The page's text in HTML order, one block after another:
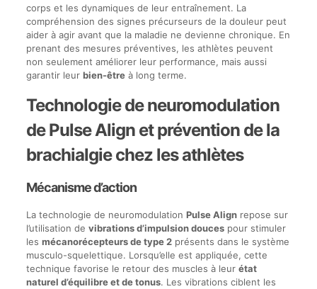
corps et les dynamiques de leur entraînement. La
compréhension des signes précurseurs de la douleur peut
aider à agir avant que la maladie ne devienne chronique. En
prenant des mesures préventives, les athlètes peuvent
non seulement améliorer leur performance, mais aussi
garantir leur bien-êtreà long terme.
Technologie de neuromodulation
de Pulse Align et prévention de la
brachialgie chez les athlètes
Mécanisme d’action
La technologie de neuromodulation Pulse Alignrepose sur
l’utilisation de vibrations d’impulsion doucespour stimuler
les mécanorécepteurs de type 2présents dans le système
musculo-squelettique. Lorsqu’elle est appliquée, cette
technique favorise le retour des muscles à leur état
naturel d’équilibre et de tonus. Les vibrations ciblent les